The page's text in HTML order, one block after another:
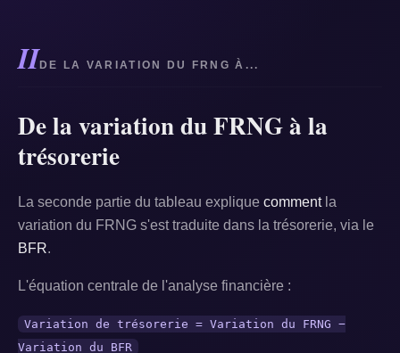
IIDE LA VARIATION DU FRNG À...
De la variation du FRNG à la
trésorerie
La seconde partie du tableau explique commentla
variation du FRNG s'est traduite dans la trésorerie, via le
BFR.
L'équation centrale de l'analyse financière :
Variation de trésorerie = Variation du FRNG −
Variation du BFR